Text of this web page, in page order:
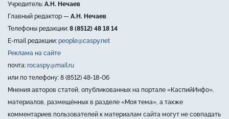
Учредитель: А.Н. Нечаев
Главный редактор — А.Н. Нечаев
Телефоны редакции: 8 (8512) 48 18 14
E-mail редакции: people@caspy.net
Реклама на сайте
почта: rocaspy@mail.ru
или по телефону: 8 (8512) 48-18-06
Мнения авторов статей, опубликованных на портале «КаспийИнфо»,
материалов, размещённых в разделе «Моя тема», а также
комментариев пользователей к материалам сайта могут не совпадать